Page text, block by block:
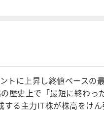
に上昇し終値ベースの
歴史上で「最短に終わ
る主力IT株が株高をけん